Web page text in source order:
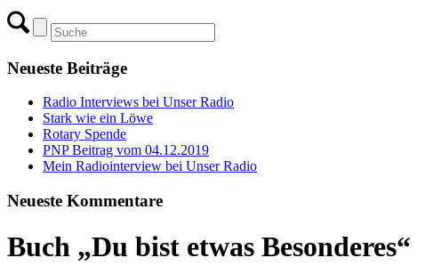
Neueste Beiträge
Radio Interviews bei Unser Radio
Stark wie ein Löwe
Rotary Spende
PNP Beitrag vom 04.12.2019
Mein Radiointerview bei Unser Radio
Neueste Kommentare
Buch „Du bist etwas Besonderes“